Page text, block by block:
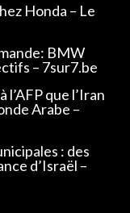
Honda – Le
BMW
– 7sur7.be
que l’Iran
Arabe –
: des
d’Israël –